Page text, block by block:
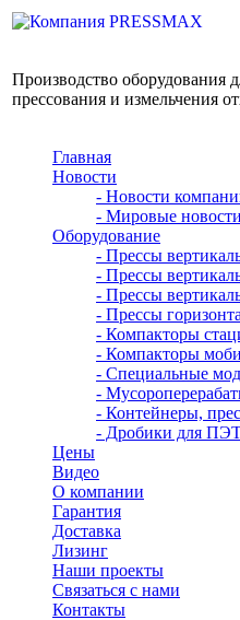
Производство оборудования
прессования и измельчения
Главная
Новости
- Новости
- Мировые новости
Оборудование
- Прессы
- Прессы
- Прессы
- Прессы
- Компакторы
- Компакторы
- Специальные
-
- Контейнеры,
- Дробики для
Цены
Видео
О компании
Гарантия
Доставка
Лизинг
Наши проекты
Связаться с нами
Контакты